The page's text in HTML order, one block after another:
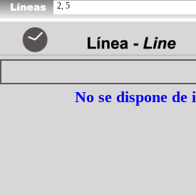
2, 5
No se dispone